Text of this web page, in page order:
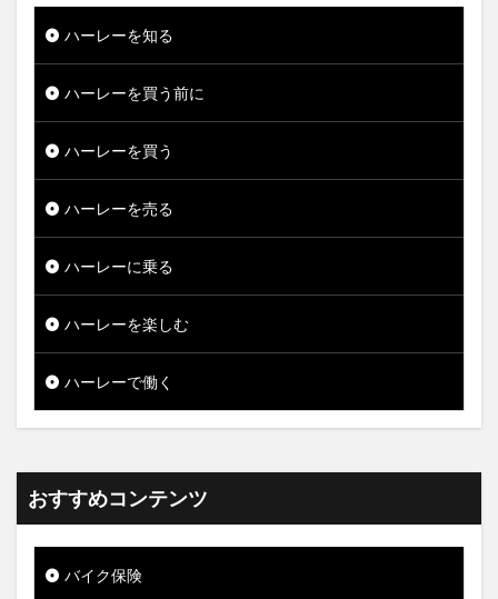
ハーレーを知る
ハーレーを買う前に
ハーレーを買う
ハーレーを売る
ハーレーに乗る
ハーレーを楽しむ
ハーレーで働く
おすすめコンテンツ
バイク保険